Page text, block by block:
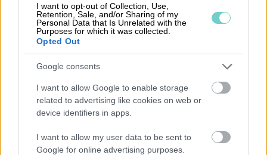
I want to opt-out of Collection, Use,
Retention, Sale, and/or Sharing of my
Personal Data that Is Unrelated with the
Purposes for which it was collected.
Opted Out
Google consents
I want to allow Google to enable storage
related to advertising like cookies on web or
device identifiers in apps.
I want to allow my user data to be sent to
Google for online advertising purposes.
bättre beslutsunderlag och kostnadskontroll.
Tillbaka till startsidan